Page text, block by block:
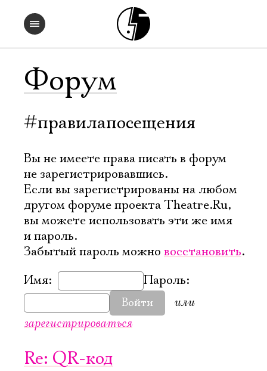
Форум
#правилапосещения
Вы не имеете права писать в форум
не зарегистрировавшись.
Если вы зарегистрированы на любом
другом форуме проекта Theatre.Ru,
вы можете использовать эти же имя
и пароль.
Забытый пароль можно восстановить.
Имя:
Пароль:
Войти
или
зарегистрироваться
Re: QR-код